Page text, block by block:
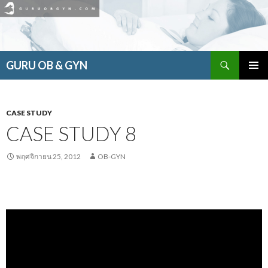
GURU OB & GYN
เนื้อหา
CASE STUDY
CASE STUDY 8
พฤศจิกายน 25, 2012 OB-GYN